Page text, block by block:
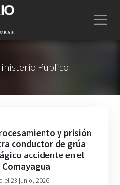
Público
y prisión
conductor de grúa
accidente en el
el 23 junio, 2026